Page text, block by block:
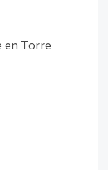
en Torre